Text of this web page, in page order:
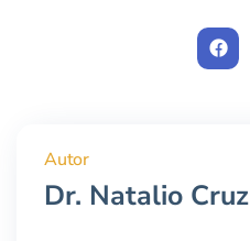
Autor
Dr. Natalio Cruz